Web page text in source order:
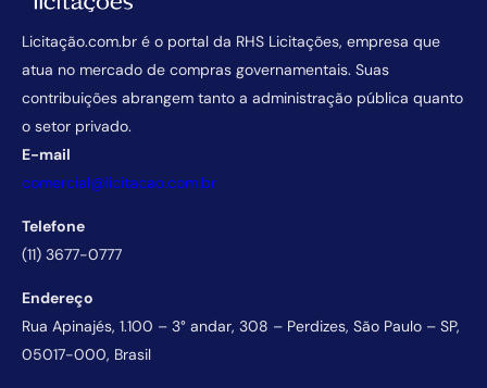
Licitação.com.br é o portal da RHS Licitações, empresa que
atua no mercado de compras governamentais. Suas
contribuições abrangem tanto a administração pública quanto
o setor privado.
E-mail
comercial@licitacao.com.br
Telefone
(11) 3677-0777
Endereço
Rua Apinajés, 1.100 – 3° andar, 308 – Perdizes, São Paulo – SP,
05017-000, Brasil